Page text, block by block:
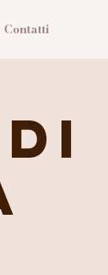
Contatti